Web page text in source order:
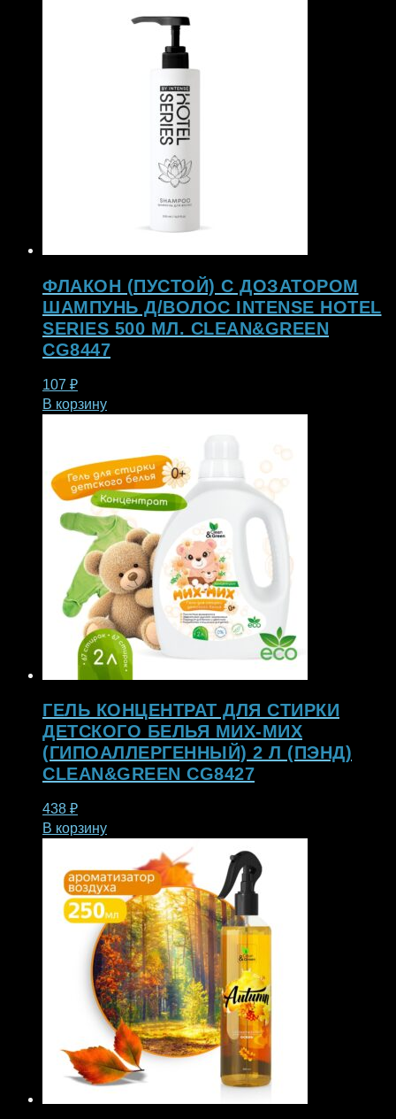
ФЛАКОН (ПУСТОЙ) С ДОЗАТОРОМ
ШАМПУНЬ Д/ВОЛОС INTENSE HOTEL
SERIES 500 МЛ. CLEAN&GREEN
CG8447
107 ₽
В корзину
ГЕЛЬ КОНЦЕНТРАТ ДЛЯ СТИРКИ
ДЕТСКОГО БЕЛЬЯ МИХ-МИХ
(ГИПОАЛЛЕРГЕННЫЙ) 2 Л (ПЭНД)
CLEAN&GREEN CG8427
438 ₽
В корзину